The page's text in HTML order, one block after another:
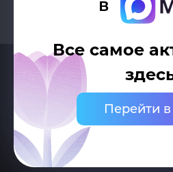
в
Все самое
Перейти в